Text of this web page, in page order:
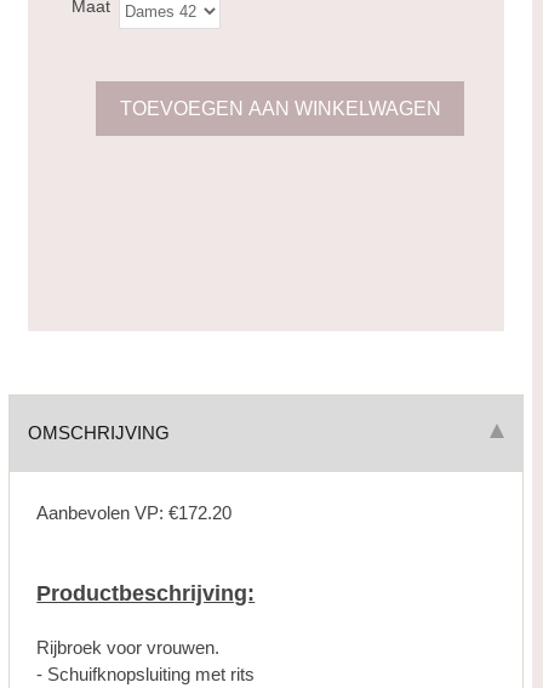
Maat
OMSCHRIJVING
Aanbevolen VP: €172.20
Productbeschrijving:
Rijbroek voor vrouwen.
- Schuifknopsluiting met rits